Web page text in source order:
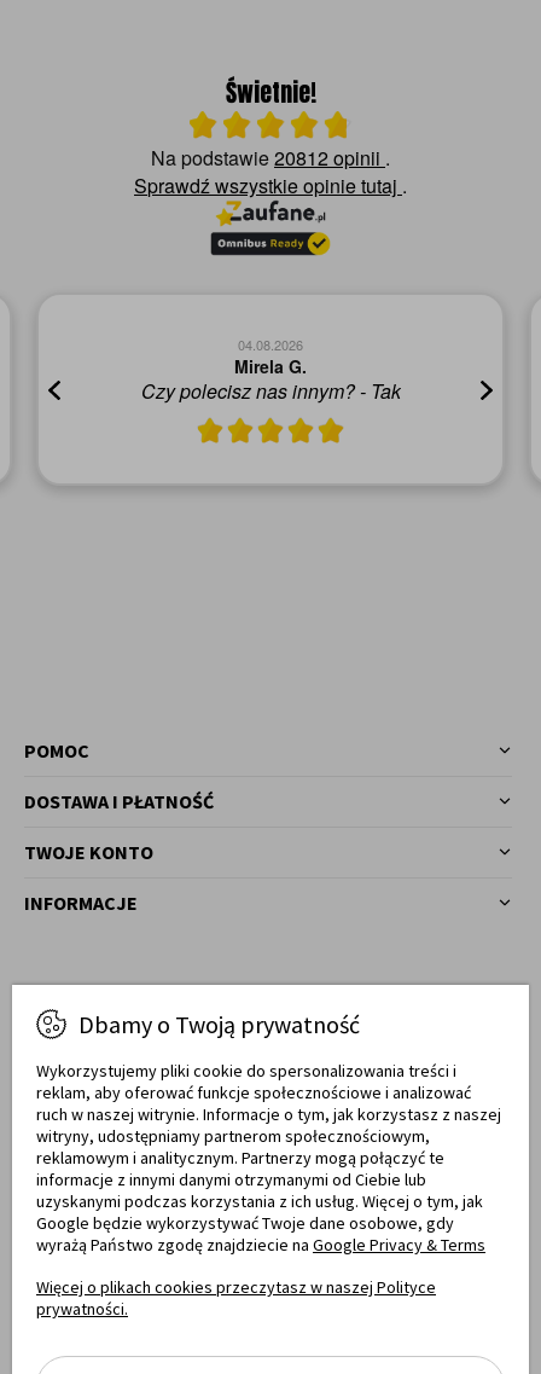
Świetnie!
Ocena średnia 4.8 na 5
Na podstawie20812 opinii .
Sprawdź wszystkie opinietutaj .
04.08.2026
Czy polecisz nas innym? - Tak
Mirela G.
POMOC
DOSTAWA I PŁATNOŚĆ
TWOJE KONTO
INFORMACJE
Masz pytania?
Zadzwoń! 77 540 78 03
Od pon. do pt. w godz. 7:00 - 17:00
sklep@meblemwm.pl
Dbamy o Twoją prywatność
Wykorzystujemy pliki cookie do spersonalizowania treści i
reklam, aby oferować funkcje społecznościowe i analizować
ruch w naszej witrynie. Informacje o tym, jak korzystasz z naszej
witryny, udostępniamy partnerom społecznościowym,
reklamowym i analitycznym. Partnerzy mogą połączyć te
informacje z innymi danymi otrzymanymi od Ciebie lub
uzyskanymi podczas korzystania z ich usług. Więcej o tym, jak
Google będzie wykorzystywać Twoje dane osobowe, gdy
wyrażą Państwo zgodę znajdziecie na Google Privacy & Terms
Więcej o plikach cookies przeczytasz w naszej Polityce
prywatności.